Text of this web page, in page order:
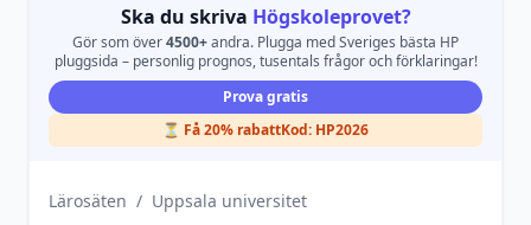
Ska du skriva Högskoleprovet?
Gör som över4500+andra. Plugga med Sveriges bästa HP
pluggsida – personlig prognos, tusentals frågor och förklaringar!
Prova gratis
⏳ Få 20% rabattKod: HP2026
Lärosäten / Uppsala universitet